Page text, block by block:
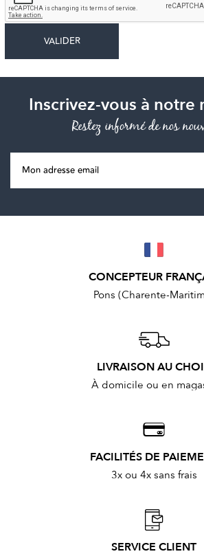
Inscrivez-vous à notre
Restez informé de nos
CONCEPTEUR
Pons (Charente-
LIVRAISON AU
À domicile ou en
FACILITÉS DE
3x ou 4x sans frais
SERVICE CLIENT